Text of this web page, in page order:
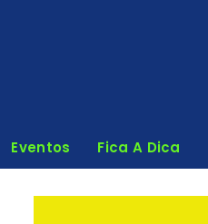
Eventos Fica A Dica